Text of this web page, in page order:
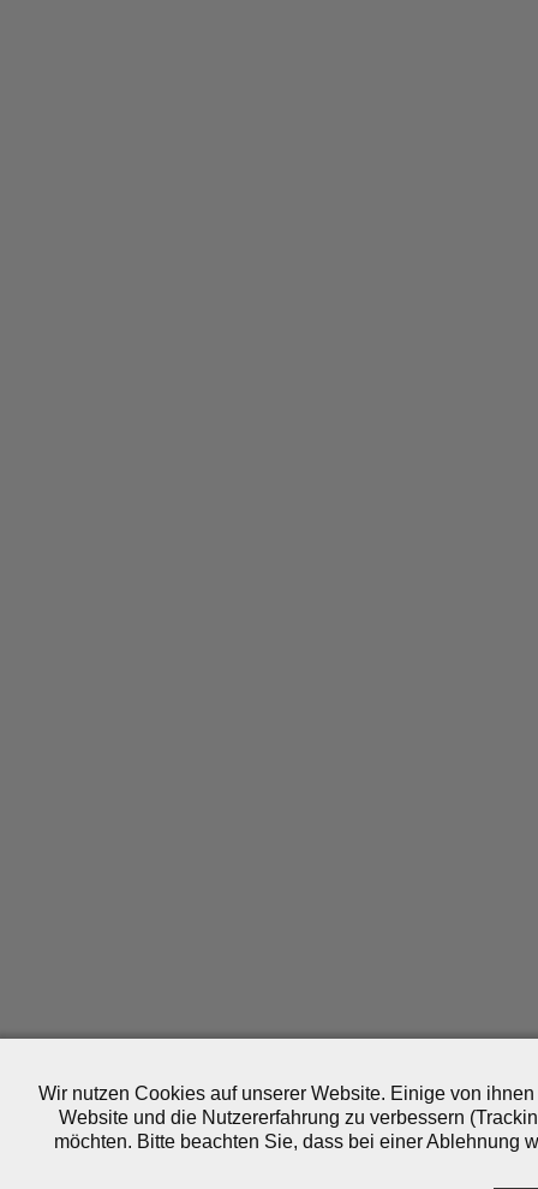
Wir nutzen Cookies auf unserer Website. Einige von
Website und die Nutzererfahrung zu verbessern
möchten. Bitte beachten Sie, dass bei einer Ablehnung